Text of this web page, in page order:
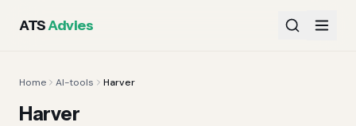
ATSAdvies
Home AI-tools Harver
Harver